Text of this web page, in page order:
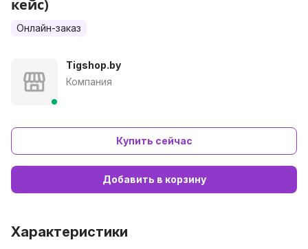
кейс)
Онлайн-заказ
Tigshop.by
Компания
Купить сейчас
Добавить в корзину
Характеристики